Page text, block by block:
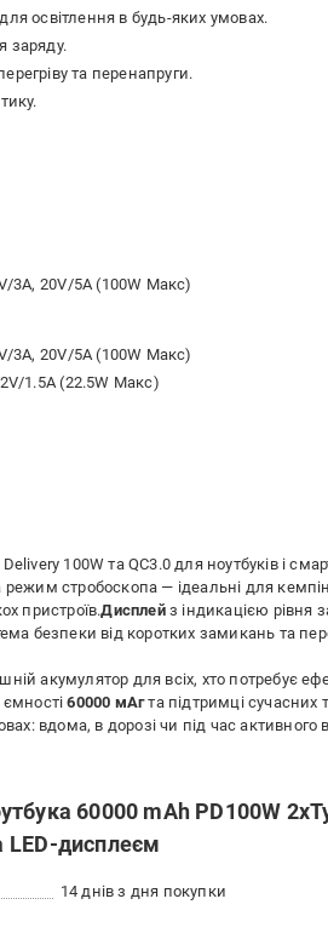
освітлення в будь-яких умовах.
заряду.
та перенапруги.
3A, 20V/5A (100W Макс)
3A, 20V/5A (100W Макс)
1.5A (22.5W Макс)
Delivery 100W та QC3.0 для ноутбуків і
режим стробоскопа — ідеальні для
пристроїв.Дисплейз індикацією рівня
безпеки від коротких замикань та
акумулятор для всіх, хто потребує
ємності60000 мАгта підтримці сучасних
вдома, в дорозі чи під час активного
60000 mAh PD100W
LED-дисплеєм
14 днів з дня покупки